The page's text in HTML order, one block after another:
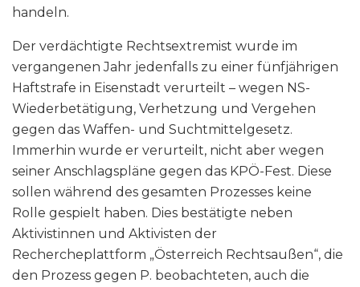
handeln.
Der verdächtigte Rechtsextremist wurde im
vergangenen Jahr jedenfalls zu einer fünfjährigen
Haftstrafe in Eisenstadt verurteilt – wegen NS-
Wiederbetätigung, Verhetzung und Vergehen
gegen das Waffen- und Suchtmittelgesetz.
Immerhin wurde er verurteilt, nicht aber wegen
seiner Anschlagspläne gegen das KPÖ-Fest. Diese
sollen während des gesamten Prozesses keine
Rolle gespielt haben. Dies bestätigte neben
Aktivistinnen und Aktivisten der
Rechercheplattform „Österreich Rechtsaußen“, die
den Prozess gegen P. beobachteten, auch die